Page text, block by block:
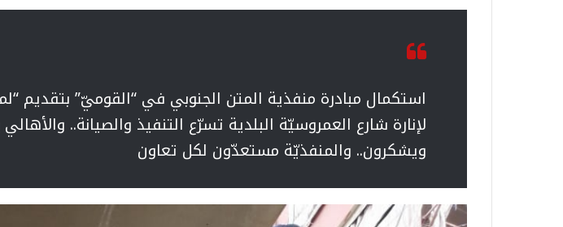
استكمال مبادرة منفذية المتن الجنوبي في “القوميّ” بتقديم
لإنارة شارع العمروسيّة البلدية تسرّع التنفيذ والصيانة..
ويشكرون.. والمنفذيّة مستعدّون لكل تعاون